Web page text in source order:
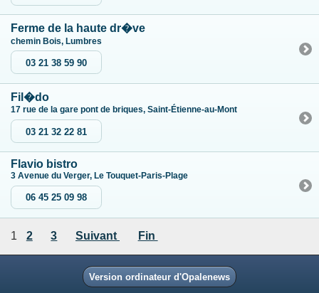
Ferme de la haute dr�ve
chemin Bois, Lumbres
03 21 38 59 90
Fil�do
17 rue de la gare pont de briques, Saint-Étienne-au-Mont
03 21 32 22 81
Flavio bistro
3 Avenue du Verger, Le Touquet-Paris-Plage
06 45 25 09 98
1 2 3 Suivant Fin
Version ordinateur d'Opalenews